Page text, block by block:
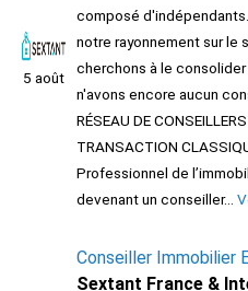
5 août
composé
notre rayonnement sur le
cherchons à le consolider
n'avons encore aucun
RÉSEAU DE
TRANSACTION
Professionnel de
devenant un conseiller...
Conseiller Immobilier
Sextant France &